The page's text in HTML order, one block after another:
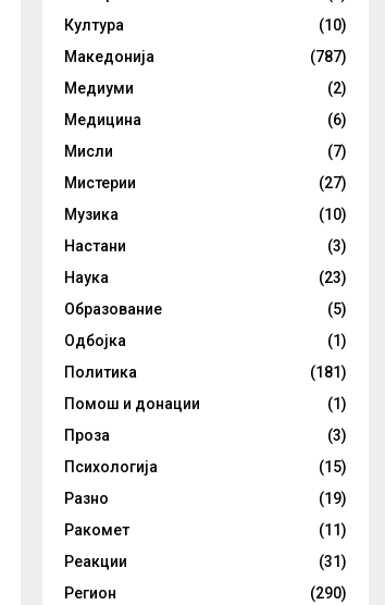
Култура
(10)
Македонија
(787)
Медиуми
(2)
Медицина
(6)
Мисли
(7)
Мистерии
(27)
Музика
(10)
Настани
(3)
Наука
(23)
Образование
(5)
Одбојка
(1)
Политика
(181)
Помош и донации
(1)
Проза
(3)
Психологија
(15)
Разно
(19)
Ракомет
(11)
Реакции
(31)
Регион
(290)